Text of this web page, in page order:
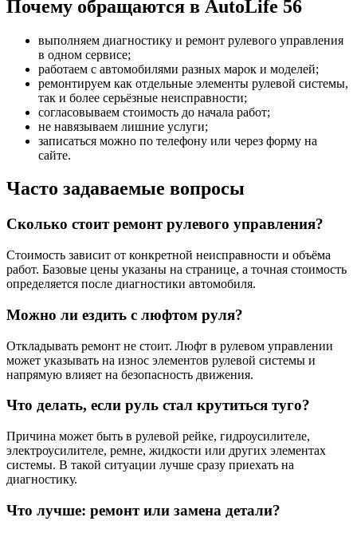
Почему обращаются в AutoLife 56
выполняем диагностику и ремонт рулевого управления
в одном сервисе;
работаем с автомобилями разных марок и моделей;
ремонтируем как отдельные элементы рулевой системы,
так и более серьёзные неисправности;
согласовываем стоимость до начала работ;
не навязываем лишние услуги;
записаться можно по телефону или через форму на
сайте.
Часто задаваемые вопросы
Сколько стоит ремонт рулевого управления?
Стоимость зависит от конкретной неисправности и объёма
работ. Базовые цены указаны на странице, а точная стоимость
определяется после диагностики автомобиля.
Можно ли ездить с люфтом руля?
Откладывать ремонт не стоит. Люфт в рулевом управлении
может указывать на износ элементов рулевой системы и
напрямую влияет на безопасность движения.
Что делать, если руль стал крутиться туго?
Причина может быть в рулевой рейке, гидроусилителе,
электроусилителе, ремне, жидкости или других элементах
системы. В такой ситуации лучше сразу приехать на
диагностику.
Что лучше: ремонт или замена детали?